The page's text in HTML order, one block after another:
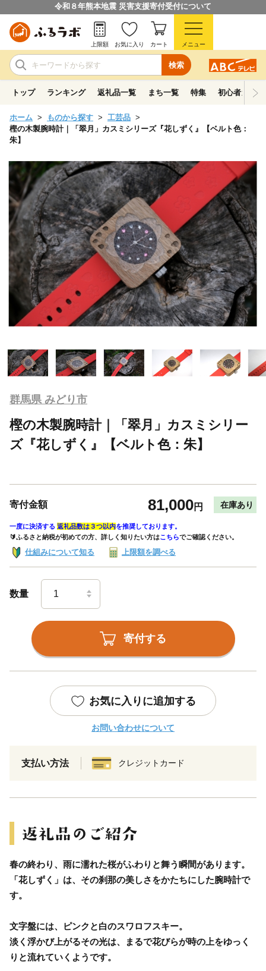
令和８年熊本地震 災害支援寄付受付について
検索
上限額 お気に入り カート メニュー
トップ ランキング 返礼品一覧 まち一覧 特集 初心者ガイド
ホーム ものから探す
工芸品
樫の木製腕時計｜「翠月」カスミシリーズ『花しずく』【ベルト色：
朱】
群馬県 みどり市
樫の木製腕時計｜「翠月」カスミシリー
ズ『花しずく』【ベルト色：朱】
寄付金額 81,000円 在庫あり
一度に決済する 返礼品数は３つ以内を推奨しております。
🔰ふるさと納税が初めての方、詳しく知りたい方はこちらでご確認ください。
仕組みについて知る 上限額を調べる
数量
寄付する
お気に入りに追加する
お問い合わせについて
支払い方法 クレジットカード
春の終わり、雨に濡れた桜がふわりと舞う瞬間があります。
「花しずく」は、その刹那の美しさをかたちにした腕時計で
す。
文字盤には、ピンクと白のスワロフスキー。
淡く浮かび上がるその光は、まるで花びらが時の上をゆっく
りと流れていくようです。